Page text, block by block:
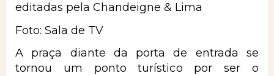
editadas pela Chandeigne & Lima
Foto: Sala de TV
A praça diante da porta de entrada se
tornou um ponto turístico por ser o